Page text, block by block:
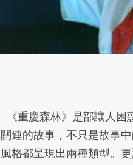
《重慶森林》是部讓人困
連的故事，不只是故事
格都呈現出兩種類型。